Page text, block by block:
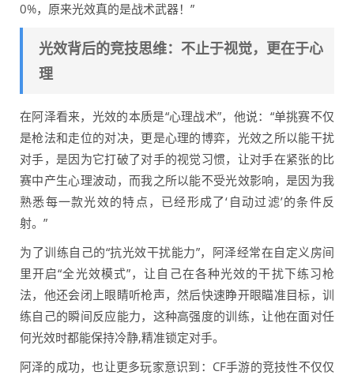
0%，原来光效真的是战术武器！”
光效背后的竞技思维：不止于视觉，更在于心
理
在阿泽看来，光效的本质是“心理战术”，他说：“单挑赛不仅
是枪法和走位的对决，更是心理的博弈，光效之所以能干扰
对手，是因为它打破了对手的视觉习惯，让对手在紧张的比
赛中产生心理波动，而我之所以能不受光效影响，是因为我
熟悉每一款光效的特点，已经形成了‘自动过滤’的条件反
射。”
为了训练自己的“抗光效干扰能力”，阿泽经常在自定义房间
里开启“全光效模式”，让自己在各种光效的干扰下练习枪
法，他还会闭上眼睛听枪声，然后快速睁开眼瞄准目标，训
练自己的瞬间反应能力，这种高强度的训练，让他在面对任
何光效时都能保持冷静,精准锁定对手。
阿泽的成功，也让更多玩家意识到：CF手游的竞技性不仅仅